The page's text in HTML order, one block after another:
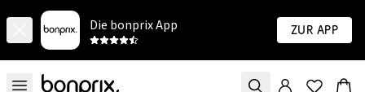
Die bonprix App Zur App